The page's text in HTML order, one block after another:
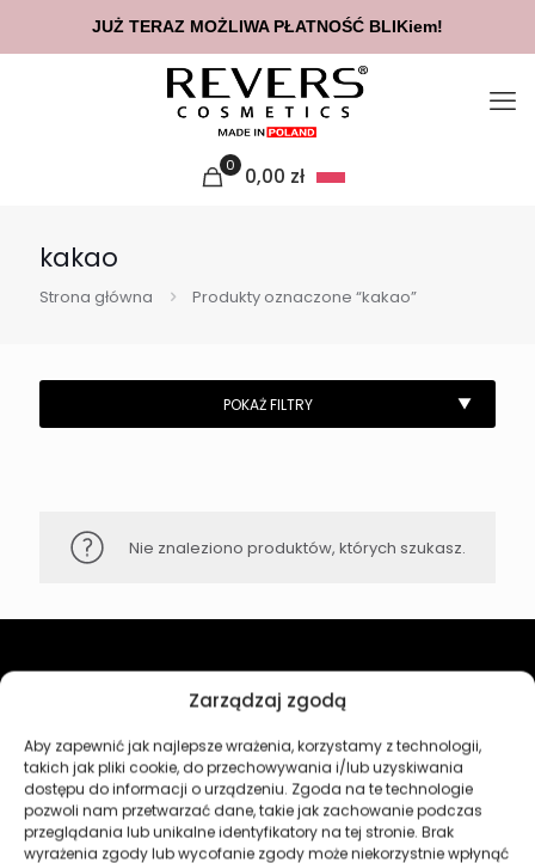
Zarządzaj zgodą
Aby zapewnić jak najlepsze wrażenia, korzystamy z technologii,
takich jak pliki cookie, do przechowywania i/lub uzyskiwania
dostępu do informacji o urządzeniu. Zgoda na te technologie
pozwoli nam przetwarzać dane, takie jak zachowanie podczas
przeglądania lub unikalne identyfikatory na tej stronie. Brak
wyrażenia zgody lub wycofanie zgody może niekorzystnie wpłynąć
0 0,00 zł
kakao
Strona główna Produkty oznaczone “kakao”
Nie znaleziono produktów, których szukasz.
O firmie
Nasz marki
Kontakt
Kategorie
JUŻ TERAZ MOŻLIWA PŁATNOŚĆ BLIKiem!